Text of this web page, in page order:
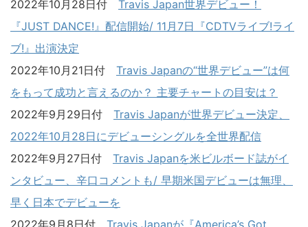
2022年10月28日付 Travis Japan世界デビュー！
『JUST DANCE!』配信開始/ 11月7日『CDTVライブ!ライ
ブ!』出演決定
2022年10月21日付 Travis Japanの“世界デビュー”は何
をもって成功と言えるのか？ 主要チャートの目安は？
2022年9月29日付 Travis Japanが世界デビュー決定、
2022年10月28日にデビューシングルを全世界配信
2022年9月27日付 Travis Japanを米ビルボード誌がイ
ンタビュー、辛口コメントも/ 早期米国デビューは無理、
早く日本でデビューを
2022年9月8日付 Travis Japanが『America’s Got